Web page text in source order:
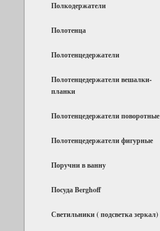
Полкодержатели
Полотенца
Полотенцедержатели
Полотенцедержатели вешалки-
планки
Полотенцедержатели поворотные
Полотенцедержатели фигурные
Поручни в ванну
Посуда Berghoff
Светильники ( подсветка зеркал)